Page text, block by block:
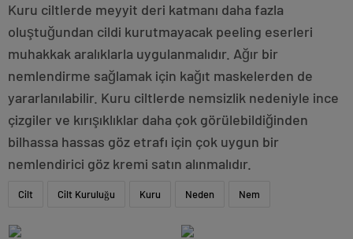
Kuru ciltlerde meyyit deri katmanı daha fazla
oluştuğundan cildi kurutmayacak peeling eserleri
muhakkak aralıklarla uygulanmalıdır. Ağır bir
nemlendirme sağlamak için kağıt maskelerden de
yararlanılabilir. Kuru ciltlerde nemsizlik nedeniyle ince
çizgiler ve kırışıklıklar daha çok görülebildiğinden
bilhassa hassas göz etrafı için çok uygun bir
nemlendirici göz kremi satın alınmalıdır.
Cilt Cilt Kuruluğu Kuru Neden Nem